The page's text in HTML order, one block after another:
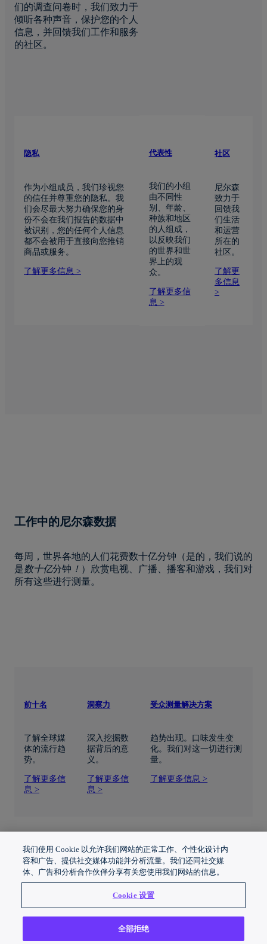
们的调查问卷时，我们致力于
倾听各种声音，保护您的个人
信息，并回馈我们工作和服务
的社区。
隐私
作为小组成员，我们珍视您
的信任并尊重您的隐私。我
们会尽最大努力确保您的身
份不会在我们报告的数据中
被识别，您的任何个人信息
都不会被用于直接向您推销
商品或服务。
了解更多信息 >
代表性
我们的小组
由不同性
别、年龄、
种族和地区
的人组成，
以反映我们
的世界和世
界上的观
众。
了解更多信
息 >
社区
尼尔森
致力于
回馈我
们生活
和运营
所在的
社区。
了解更
多信息
>
工作中的尼尔森数据
每周，世界各地的人们花费数十亿分钟（是的，我们说的
是数十亿分钟 ！ ）欣赏电视、广播、播客和游戏，我们对
所有这些进行测量。
前十名
了解全球媒
体的流行趋
势。
了解更多信
息 >
洞察力
深入挖掘数
据背后的意
义。
了解更多信
息 >
受众测量解决方案
趋势出现。口味发生变
化。我们对这一切进行测
量。
了解更多信息 >
Copyright © 2023年尼尔森公司（美国）有限公司。保
我们使用 Cookie 以允许我们网站的正常工作、个性化设计内
容和广告、提供社交媒体功能并分析流量。我们还同社交媒
体、广告和分析合作伙伴分享有关您使用我们网站的信息。
Cookie 设置
全部拒绝